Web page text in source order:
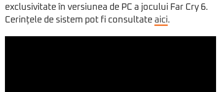
exclusivitate în versiunea de PC a jocului Far Cry 6.
Cerințele de sistem pot fi consultate aici.